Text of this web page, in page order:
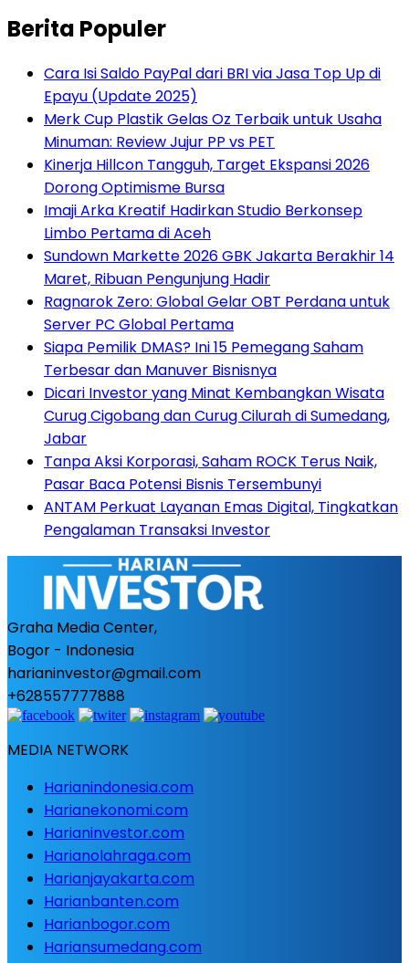
Berita Populer
Cara Isi Saldo PayPal dari BRI via Jasa Top Up di
Epayu (Update 2025)
Merk Cup Plastik Gelas Oz Terbaik untuk Usaha
Minuman: Review Jujur PP vs PET
Kinerja Hillcon Tangguh, Target Ekspansi 2026
Dorong Optimisme Bursa
Imaji Arka Kreatif Hadirkan Studio Berkonsep
Limbo Pertama di Aceh
Sundown Markette 2026 GBK Jakarta Berakhir 14
Maret, Ribuan Pengunjung Hadir
Ragnarok Zero: Global Gelar OBT Perdana untuk
Server PC Global Pertama
Siapa Pemilik DMAS? Ini 15 Pemegang Saham
Terbesar dan Manuver Bisnisnya
Dicari Investor yang Minat Kembangkan Wisata
Curug Cigobang dan Curug Cilurah di Sumedang,
Jabar
Tanpa Aksi Korporasi, Saham ROCK Terus Naik,
Pasar Baca Potensi Bisnis Tersembunyi
ANTAM Perkuat Layanan Emas Digital, Tingkatkan
Pengalaman Transaksi Investor
Graha Media Center,
Bogor - Indonesia
harianinvestor@gmail.com
+628557777888
MEDIA NETWORK
Harianindonesia.com
Harianekonomi.com
Harianinvestor.com
Harianolahraga.com
Harianjayakarta.com
Harianbanten.com
Harianbogor.com
Hariansumedang.com